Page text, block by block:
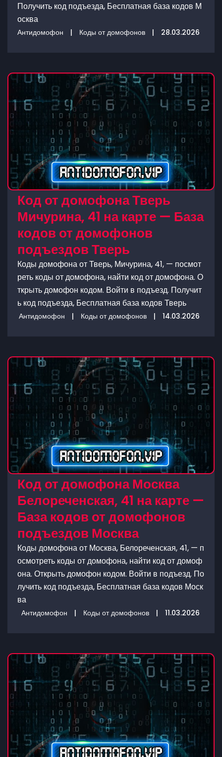
Получить код подъезда, Бесплатная база кодов М
осква
Антидомофон | Коды от домофонов | 28.03.2026
Код от домофона Тверь
Мичурина, 41 на карте — База
кодов от домофонов
подъездов Тверь
Коды домофона от Тверь, Мичурина, 41, — посмот
реть коды от домофона, найти код от домофона. О
ткрыть домофон кодом. Войти в подъезд. Получит
ь код подъезда, Бесплатная база кодов Тверь
Антидомофон | Коды от домофонов | 14.03.2026
Код от домофона Москва
Белореченская, 41 на карте —
База кодов от домофонов
подъездов Москва
Коды домофона от Москва, Белореченская, 41, — п
осмотреть коды от домофона, найти код от домоф
она. Открыть домофон кодом. Войти в подъезд. По
лучить код подъезда, Бесплатная база кодов Моск
ва
Антидомофон | Коды от домофонов | 11.03.2026